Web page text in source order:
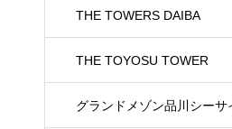
THE TOWERS DAIBA
THE TOYOSU TOWER
グランドメゾン品川シーサ